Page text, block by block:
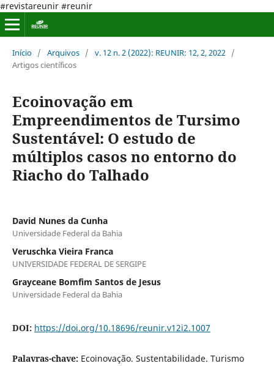
#revistareunir #reunir
Início / Arquivos / v. 12 n. 2 (2022): REUNIR: 12, 2, 2022 /
Artigos científicos
Ecoinovação em
Empreendimentos de Tursimo
Sustentável: O estudo de
múltiplos casos no entorno do
Riacho do Talhado
David Nunes da Cunha
Universidade Federal da Bahia
Veruschka Vieira Franca
UNIVERSIDADE FEDERAL DE SERGIPE
Grayceane Bomfim Santos de Jesus
Universidade Federal da Bahia
DOI: https://doi.org/10.18696/reunir.v12i2.1007
Palavras-chave: Ecoinovação. Sustentabilidade. Turismo